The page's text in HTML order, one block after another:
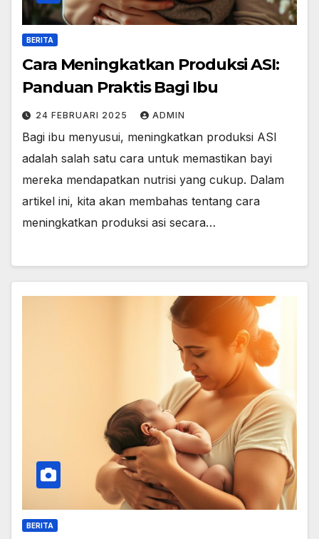
BERITA
Cara Meningkatkan Produksi ASI:
Panduan Praktis Bagi Ibu
24 FEBRUARI 2025 ADMIN
Bagi ibu menyusui, meningkatkan produksi ASI
adalah salah satu cara untuk memastikan bayi
mereka mendapatkan nutrisi yang cukup. Dalam
artikel ini, kita akan membahas tentang cara
meningkatkan produksi asi secara…
BERITA